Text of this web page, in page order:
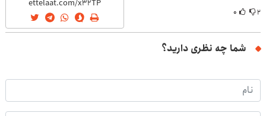
۲ ۰
شما چه نظری دارید؟